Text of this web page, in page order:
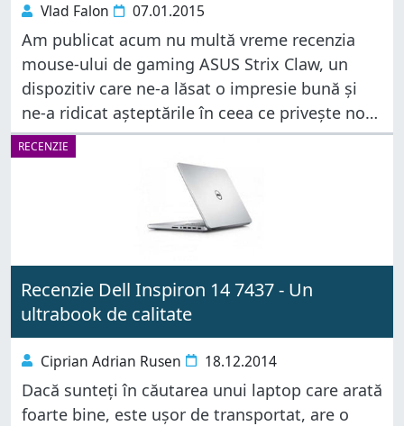
Vlad Falon 07.01.2015
Am publicat acum nu multă vreme recenzia
mouse-ului de gaming ASUS Strix Claw, un
dispozitiv care ne-a lăsat o impresie bună și
ne-a ridicat așteptările în ceea ce privește nou
serie de periferice Strix de la ASUS. În recenzia
de
RECENZIE
Recenzie Dell Inspiron 14 7437 - Un
ultrabook de calitate
Ciprian Adrian Rusen 18.12.2014
Dacă sunteți în căutarea unui laptop care arată
foarte bine, este ușor de transportat, are o